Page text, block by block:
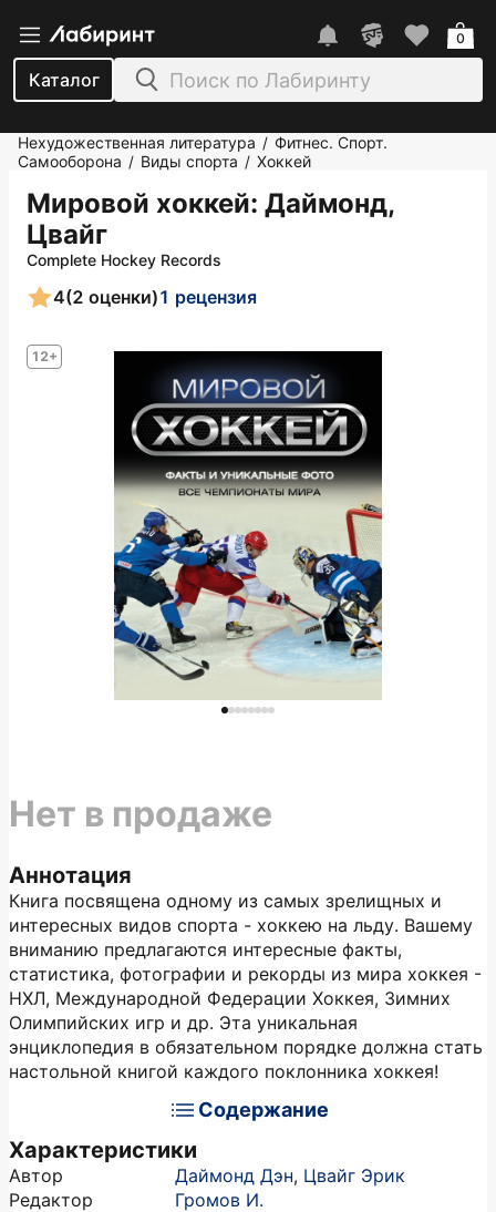
Каталог
0
Нехудожественная литература / Фитнес. Спорт.
Самооборона / Виды спорта / Хоккей
Мировой хоккей: Даймонд,
Цвайг
Complete Hockey Records
12+
4(2 оценки)1 рецензия
Аннотация
Книга посвящена одному из самых зрелищных и
интересных видов спорта - хоккею на льду. Вашему
вниманию предлагаются интересные факты,
статистика, фотографии и рекорды из мира хоккея -
НХЛ, Международной Федерации Хоккея, Зимних
Олимпийских игр и др. Эта уникальная
энциклопедия в обязательном порядке должна стать
настольной книгой каждого поклонника хоккея!
Содержание
Характеристики
Автор Даймонд Дэн, Цвайг Эрик
Редактор
Громов И.
Нет в продаже